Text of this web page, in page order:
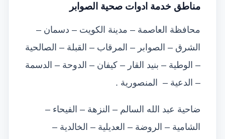
مناطق خدمة ادوات صحية الصوابر
محافظة العاصمة – مدينة الكويت – دسمان –
الشرق – الصوابر – المرقاب – القبلة – الصالحية
– الوطية – بنيد القار – كيفان – الدوحة – الدسمة
– الدعية – المنصورية .
ضاحية عبد الله السالم – النزهة – الفيحاء –
الشامية – الروضة – العديلية – الخالدية –